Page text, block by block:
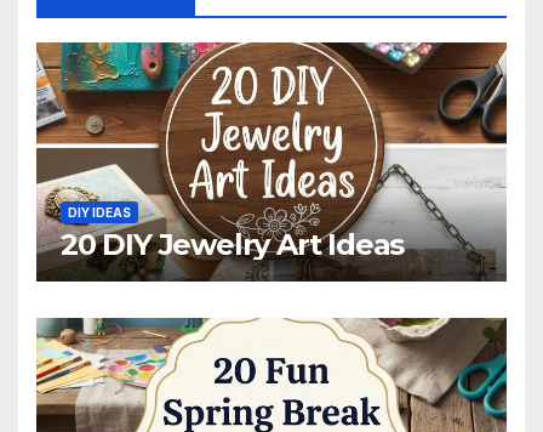
DIY IDEAS
20 DIY Jewelry Art Ideas